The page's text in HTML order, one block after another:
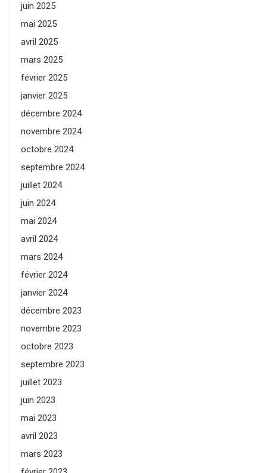
juin 2025
mai 2025
avril 2025
mars 2025
février 2025
janvier 2025
décembre 2024
novembre 2024
octobre 2024
septembre 2024
juillet 2024
juin 2024
mai 2024
avril 2024
mars 2024
février 2024
janvier 2024
décembre 2023
novembre 2023
octobre 2023
septembre 2023
juillet 2023
juin 2023
mai 2023
avril 2023
mars 2023